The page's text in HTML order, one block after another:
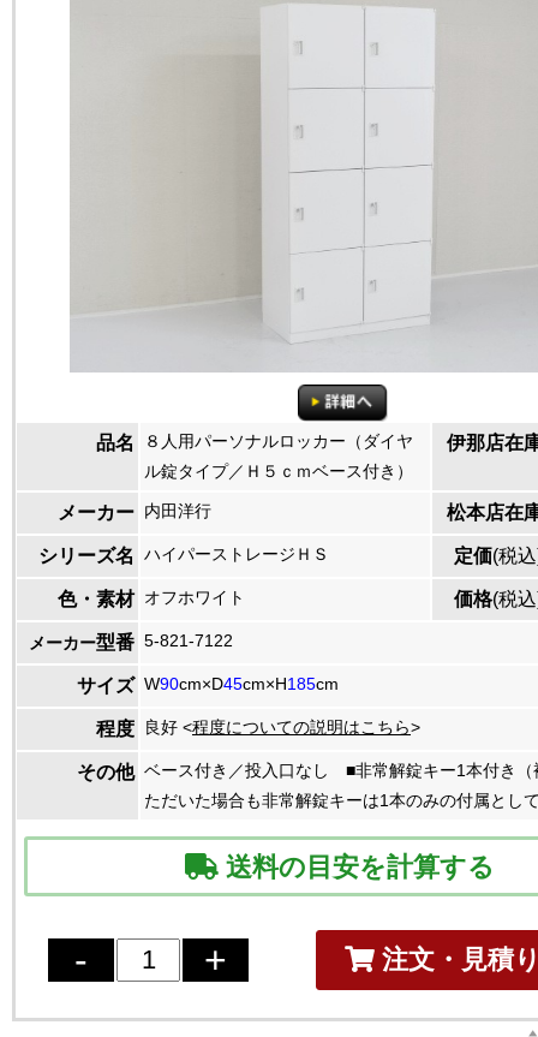
品名
８人用パーソナルロッカー（ダイヤ
ル錠タイプ／Ｈ５ｃｍベース付き）
伊那店在
メーカー 内田洋行 松本店在
シリーズ名 ハイパーストレージＨＳ 定価(税
色・素材 オフホワイト 価格(税
メーカー型番 5-821-7122
サイズ W90cm×D45cm×H185cm
程度 良好 <程度についての説明はこちら>
その他 ベース付き／投入口なし ■非常解錠キー1本付き（
ただいた場合も非常解錠キーは1本のみの付属とし
送料の目安を計算する
注文・見積